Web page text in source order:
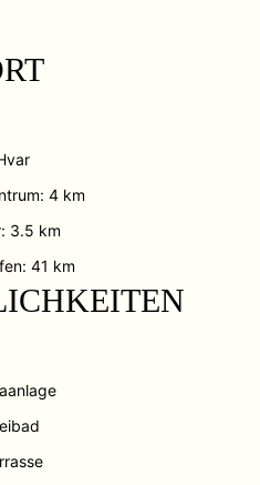
4 km
3.5 km
41 km